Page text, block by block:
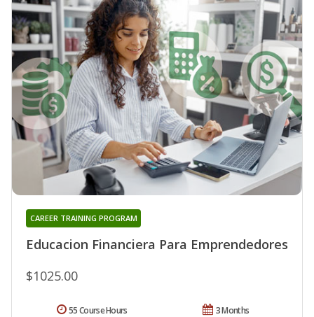
Educacion Financiera Para Emprendedores
CAREER TRAINING PROGRAM
$1025.00
3 Months
55 Course Hours